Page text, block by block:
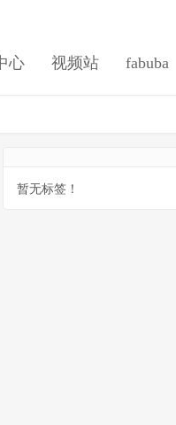
心 视频站 fabuba
暂无标签！